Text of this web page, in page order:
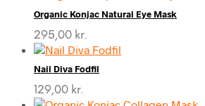
Organic Konjac Natural Eye Mask
295,00 kr.
Nail Diva Fodfil
129,00 kr.